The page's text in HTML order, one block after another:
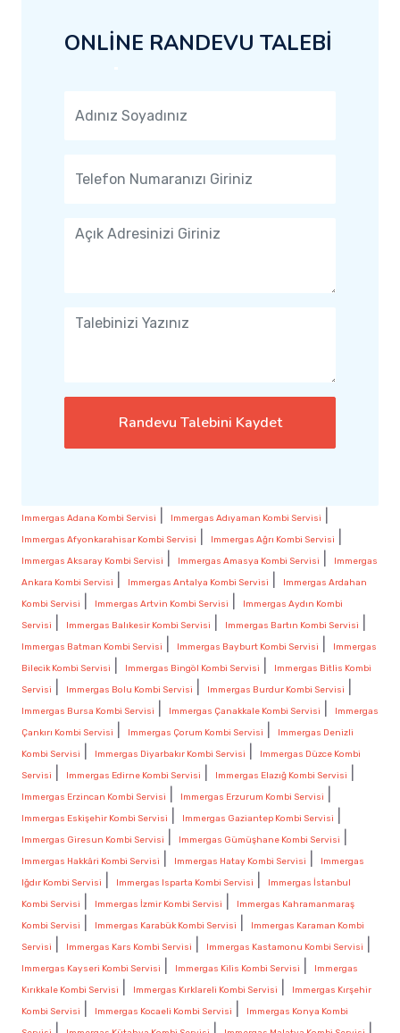
ONLİNE RANDEVU TALEBİ
Randevu Talebini Kaydet
Immergas Adana Kombi Servisi Immergas Adıyaman Kombi Servisi
Immergas Afyonkarahisar Kombi Servisi Immergas Ağrı Kombi Servisi
Immergas Aksaray Kombi Servisi Immergas Amasya Kombi Servisi
Immergas
Ankara Kombi Servisi
Immergas Antalya Kombi Servisi
Immergas Ardahan
Kombi Servisi
Immergas Artvin Kombi Servisi
Immergas Aydın Kombi
Servisi
Immergas Balıkesir Kombi Servisi Immergas Bartın Kombi Servisi
Immergas Batman Kombi Servisi Immergas Bayburt Kombi Servisi
Immergas
Bilecik Kombi Servisi
Immergas Bingöl Kombi Servisi
Immergas Bitlis Kombi
Servisi
Immergas Bolu Kombi Servisi Immergas Burdur Kombi Servisi
Immergas Bursa Kombi Servisi Immergas Çanakkale Kombi Servisi
Immergas
Çankırı Kombi Servisi
Immergas Çorum Kombi Servisi
Immergas Denizli
Kombi Servisi
Immergas Diyarbakır Kombi Servisi
Immergas Düzce Kombi
Servisi
Immergas Edirne Kombi Servisi Immergas Elazığ Kombi Servisi
Immergas Erzincan Kombi Servisi Immergas Erzurum Kombi Servisi
Immergas Eskişehir Kombi Servisi Immergas Gaziantep Kombi Servisi
Immergas Giresun Kombi Servisi Immergas Gümüşhane Kombi Servisi
Immergas Hakkâri Kombi Servisi Immergas Hatay Kombi Servisi
Immergas
Iğdır Kombi Servisi
Immergas Isparta Kombi Servisi
Immergas İstanbul
Kombi Servisi
Immergas İzmir Kombi Servisi
Immergas Kahramanmaraş
Kombi Servisi
Immergas Karabük Kombi Servisi
Immergas Karaman Kombi
Servisi
Immergas Kars Kombi Servisi Immergas Kastamonu Kombi Servisi
Immergas Kayseri Kombi Servisi Immergas Kilis Kombi Servisi
Immergas
Kırıkkale Kombi Servisi
Immergas Kırklareli Kombi Servisi
Immergas Kırşehir
Kombi Servisi
Immergas Kocaeli Kombi Servisi
Immergas Konya Kombi